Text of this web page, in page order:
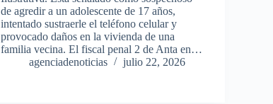
de agredir a un adolescente de 17 años,
intentado sustraerle el teléfono celular y
provocado daños en la vivienda de una
familia vecina. El fiscal penal 2 de Anta en…
agenciadenoticias
julio 22, 2026